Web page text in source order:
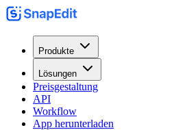
Produkte
Lösungen
Preisgestaltung
API
Workflow
App herunterladen